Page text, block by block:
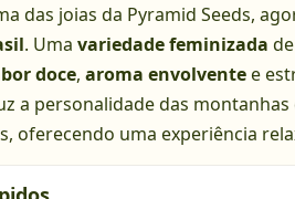
das joias da Pyramid Seeds,
. Uma variedade feminizada
doce, aroma envolventee
a personalidade das
oferecendo uma experiência